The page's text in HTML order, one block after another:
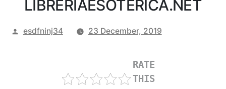
LIBRERIAESOTERICA.NET
Posted
esdfninj34 23 December, 2019
RATE
THIS